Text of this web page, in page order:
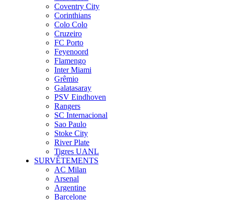
Coventry City
Corinthians
Colo Colo
Cruzeiro
FC Porto
Feyenoord
Flamengo
Inter Miami
Grêmio
Galatasaray
PSV Eindhoven
Rangers
SC Internacional
Sao Paulo
Stoke City
River Plate
Tigres UANL
SURVÊTEMENTS
AC Milan
Arsenal
Argentine
Barcelone